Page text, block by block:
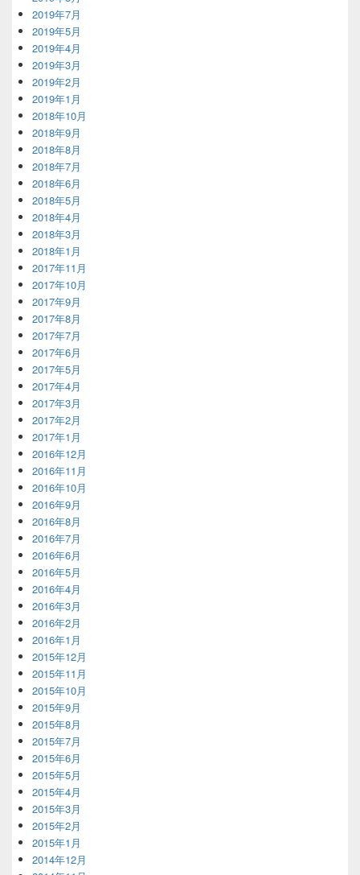
2019年7月
2019年5月
2019年4月
2019年3月
2019年2月
2019年1月
2018年10月
2018年9月
2018年8月
2018年7月
2018年6月
2018年5月
2018年4月
2018年3月
2018年1月
2017年11月
2017年10月
2017年9月
2017年8月
2017年7月
2017年6月
2017年5月
2017年4月
2017年3月
2017年2月
2017年1月
2016年12月
2016年11月
2016年10月
2016年9月
2016年8月
2016年7月
2016年6月
2016年5月
2016年4月
2016年3月
2016年2月
2016年1月
2015年12月
2015年11月
2015年10月
2015年9月
2015年8月
2015年7月
2015年6月
2015年5月
2015年4月
2015年3月
2015年2月
2015年1月
2014年12月